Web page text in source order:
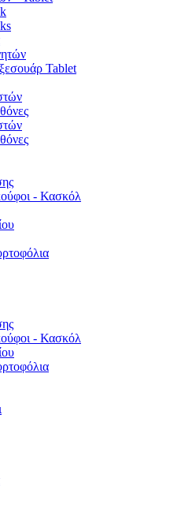
Tablet
- Κασκόλ
- Κασκόλ